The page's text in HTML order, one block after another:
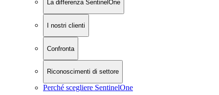
La differenza SentinelOne
I nostri clienti
Confronta
Riconoscimenti di settore
Perché scegliere SentinelOne